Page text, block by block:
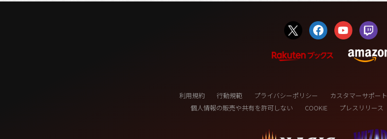
利用規約 行動規範 プライバシーポリシー カスタマーサポート
個人情報の販売や共有を許可しない
COOKIE プレスリリース